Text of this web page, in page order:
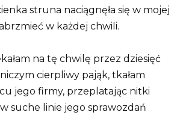
struna naciągnęła się w mojej
w każdej chwili.
na tę chwilę przez dziesięć
cierpliwy pająk, tkałam
jego firmy, przeplatając nitki
suche linie jego sprawozdań